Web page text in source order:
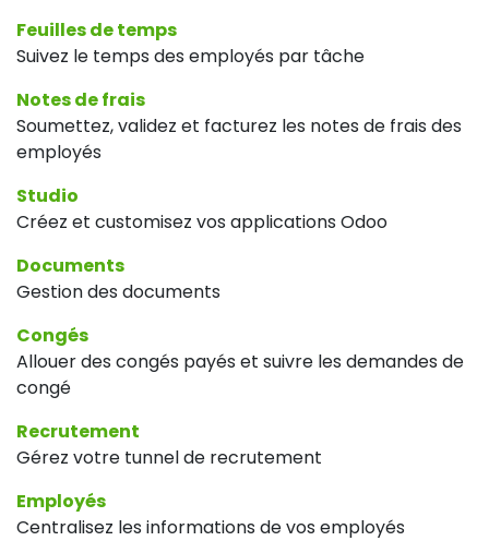
Feuilles de temps
Suivez le temps des employés par tâche
Notes de frais
Soumettez, validez et facturez les notes de frais des
employés
Studio
Créez et customisez vos applications Odoo
Documents
Gestion des documents
Congés
Allouer des congés payés et suivre les demandes de
congé
Recrutement
Gérez votre tunnel de recrutement
Employés
Centralisez les informations de vos employés